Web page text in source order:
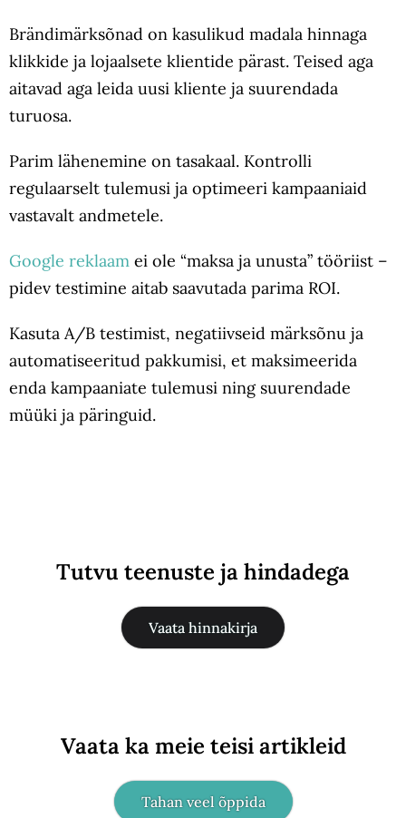
Brändimärksõnad on kasulikud madala hinnaga
klikkide ja lojaalsete klientide pärast. Teised aga
aitavad aga leida uusi kliente ja suurendada
turuosa.
Parim lähenemine on tasakaal. Kontrolli
regulaarselt tulemusi ja optimeeri kampaaniaid
vastavalt andmetele.
Google reklaam ei ole “maksa ja unusta” tööriist –
pidev testimine aitab saavutada parima ROI.
Kasuta A/B testimist, negatiivseid märksõnu ja
automatiseeritud pakkumisi, et maksimeerida
enda kampaaniate tulemusi ning suurendade
müüki ja päringuid.
Tutvu teenuste ja hindadega
Vaata hinnakirja
Vaata ka meie teisi artikleid
Tahan veel õppida